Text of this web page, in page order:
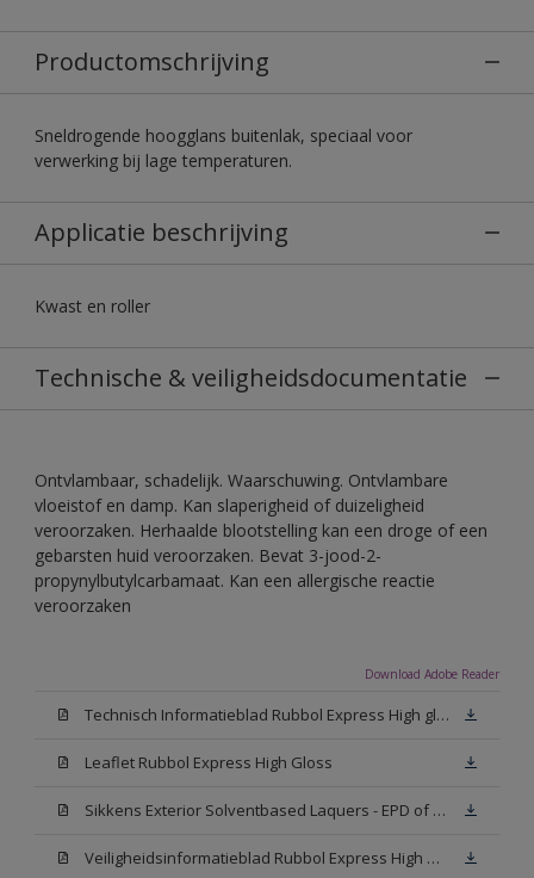
Productomschrijving
Sneldrogende hoogglans buitenlak, speciaal voor
verwerking bij lage temperaturen.
Applicatie beschrijving
Kwast en roller
Technische & veiligheidsdocumentatie
Ontvlambaar, schadelijk. Waarschuwing. Ontvlambare
vloeistof en damp. Kan slaperigheid of duizeligheid
veroorzaken. Herhaalde blootstelling kan een droge of een
gebarsten huid veroorzaken. Bevat 3-jood-2-
propynylbutylcarbamaat. Kan een allergische reactie
veroorzaken
Download Adobe Reader
Technisch Informatieblad Rubbol Express High gloss (New Livery) (PDF)
Leaflet Rubbol Express High Gloss
Sikkens Exterior Solventbased Laquers - EPD of Milieuproductverklaring
Veiligheidsinformatieblad Rubbol Express High Gloss W05 (MSDS)